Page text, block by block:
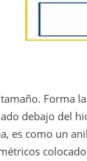
Forma
debajo del
es como un